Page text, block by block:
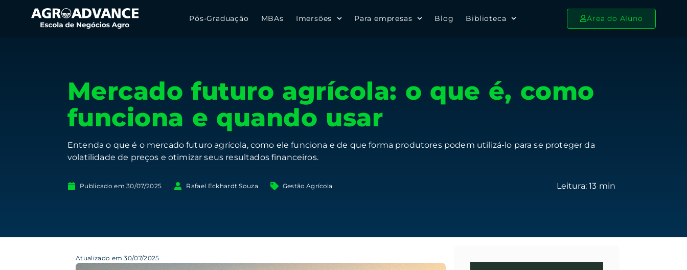
Pós-Graduação MBAs Imersões Para empresas Blog Biblioteca Área do Aluno
Mercado futuro agrícola: o que é, como
funciona e quando usar
Entenda o que é o mercado futuro agrícola, como ele funciona e de que forma produtores podem utilizá-lo para se proteger da
volatilidade de preços e otimizar seus resultados financeiros.
Publicado em 30/07/2025 Rafael Eckhardt Souza Gestão Agrícola
Atualizado em 30/07/2025